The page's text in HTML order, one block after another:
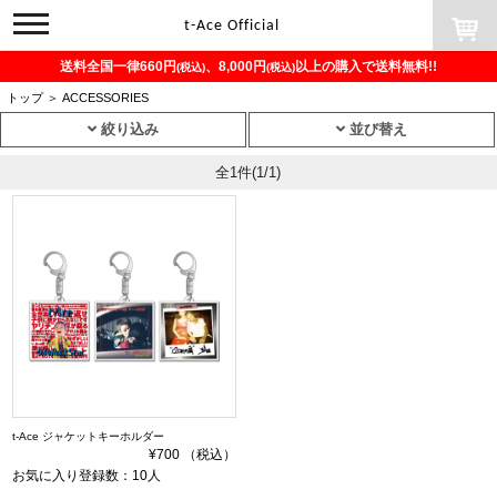
toggle
navigation
t-Ace Official
送料全国一律660円(税込)、8,000円(税込)以上の購入で送料無料!!
トップ ＞ ACCESSORIES
絞り込み 並び替え
全1件(1/1)
t-Ace ジャケットキーホルダー
¥700 （税込）
お気に入り登録数：10人